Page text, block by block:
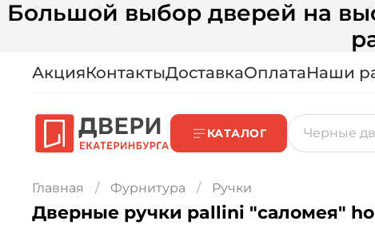
Большой выбор дверей на
АкцияКонтактыДоставкаОплатаНаши
КАТАЛОГ
Главная Фурнитура Ручки
Дверные ручки pallini "саломея"